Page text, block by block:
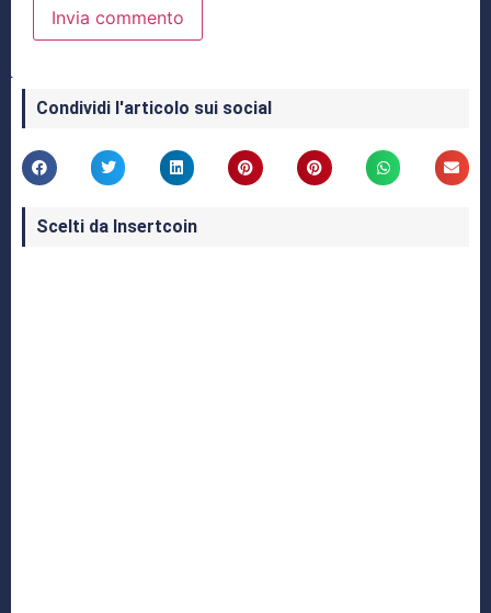
Condividi l'articolo sui social
Scelti da Insertcoin